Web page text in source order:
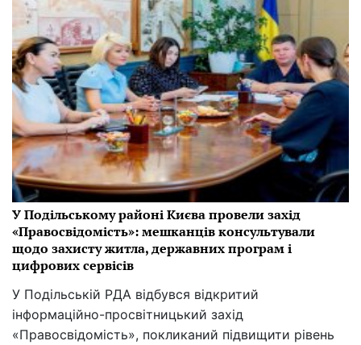
У Подільському районі Києва провели захід
«Правосвідомість»: мешканців консультували
щодо захисту житла, державних програм і
цифрових сервісів
У Подільській РДА відбувся відкритий
інформаційно-просвітницький захід
«Правосвідомість», покликаний підвищити рівень